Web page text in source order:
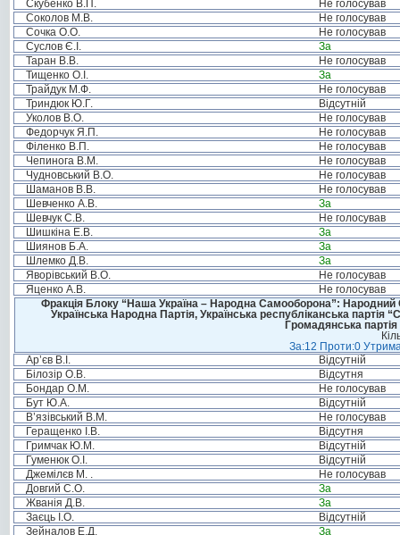
Скубенко В.П.
Не голосував
Соколов М.В.
Не голосував
Сочка О.О.
Не голосував
Суслов Є.І.
За
Таран В.В.
Не голосував
Тищенко О.І.
За
Трайдук М.Ф.
Не голосував
Триндюк Ю.Г.
Відсутній
Уколов В.О.
Не голосував
Федорчук Я.П.
Не голосував
Філенко В.П.
Не голосував
Чепинога В.М.
Не голосував
Чудновський В.О.
Не голосував
Шаманов В.В.
Не голосував
Шевченко А.В.
За
Шевчук С.В.
Не голосував
Шишкіна Е.В.
За
Шиянов Б.А.
За
Шлемко Д.В.
За
Яворівський В.О.
Не голосував
Яценко А.В.
Не голосував
Фракція Блоку “Наша Україна – Народна Самооборона”: Народний
Українська Народна Партія, Українська республіканська
Громадянська
За:12 Проти:0
Ар’єв В.І.
Відсутній
Білозір О.В.
Відсутня
Бондар О.М.
Не голосував
Бут Ю.А.
Відсутній
В’язівський В.М.
Не голосував
Геращенко І.В.
Відсутня
Гримчак Ю.М.
Відсутній
Гуменюк О.І.
Відсутній
Джемілєв М. .
Не голосував
Довгий С.О.
За
Жванія Д.В.
За
Заєць І.О.
Відсутній
Зейналов Е.Д.
За